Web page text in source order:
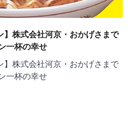
】株式会社河京・おかげさまで
一杯の幸せ
】株式会社河京・おかげさまで
一杯の幸せ